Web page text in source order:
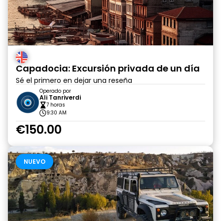
Capadocia: Excursión privada de un día
Sé el primero en dejar una reseña
Operado por
Ali Tanriverdi
7 horas
9:30 AM
€150.00
NUEVO